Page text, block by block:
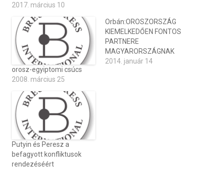
2017. március 10
orosz-egyiptomi csúcs
2008. március 25
Orbán:OROSZORSZÁG
KIEMELKEDŐEN FONTOS
PARTNERE
MAGYARORSZÁGNAK
2014. január 14
Putyin és Peresz a
befagyott konfliktusok
rendezéséért